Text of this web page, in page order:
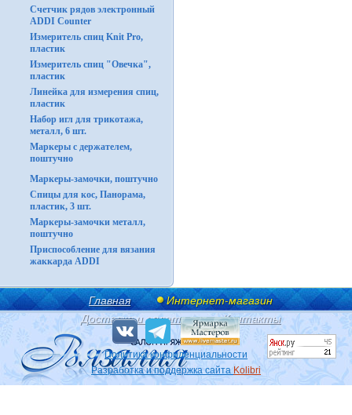
Счетчик рядов электронный
ADDI Counter
Измеритель спиц Knit Pro,
пластик
Измеритель спиц "Овечка",
пластик
Линейка для измерения спиц,
пластик
Набор игл для трикотажа,
металл, 6 шт.
Маркеры с держателем,
поштучно
Маркеры-замочки, поштучно
Спицы для кос, Панорама,
пластик, 3 шт.
Маркеры-замочки металл,
поштучно
Приспособление для вязания
жаккарда ADDI
Главная
Интернет-магазин
Доставка и оплата
Контакты
Политика конфиденциальности
Разработка и поддержка сайта Kolibri